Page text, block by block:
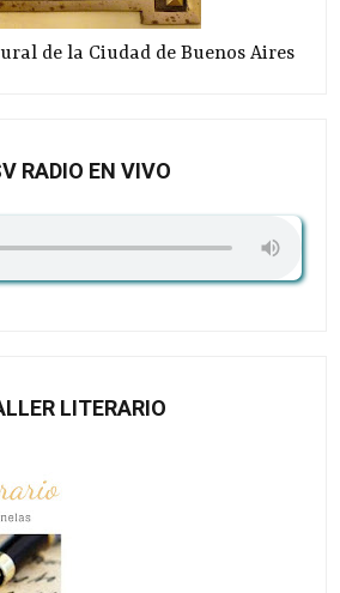
de la Ciudad de Buenos Aires
RADIO EN VIVO
LITERARIO